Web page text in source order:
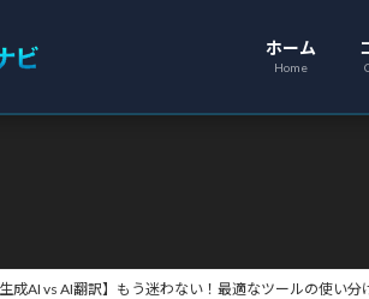
ホーム
Home
生成AI vs AI翻訳】もう迷わない！最適なツールの使い分